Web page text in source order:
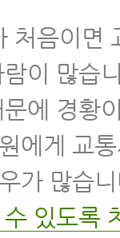
처음이면
이 많습
에 경황
에게 교
가 많습
있도록